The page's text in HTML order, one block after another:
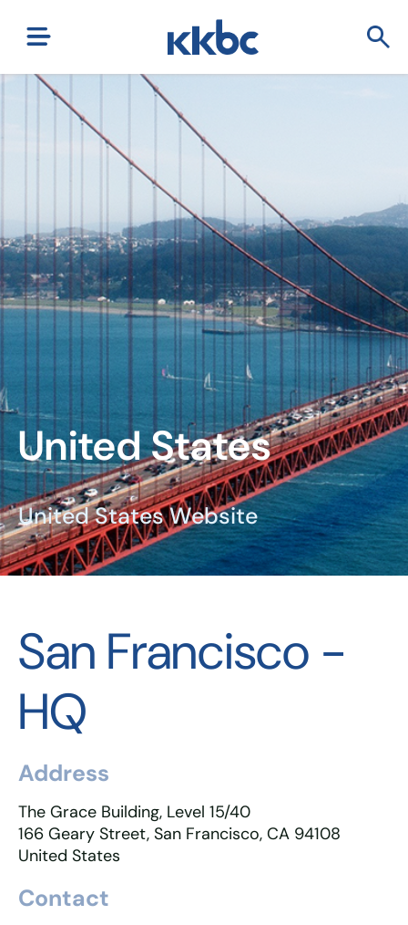
United States
United States Website
San Francisco -
HQ
Address
The Grace Building, Level 15/40
166 Geary Street, San Francisco, CA 94108
United States
Contact